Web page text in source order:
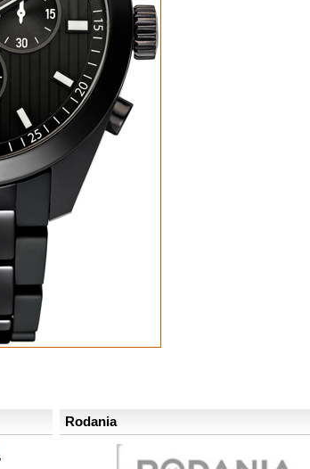
Rodania